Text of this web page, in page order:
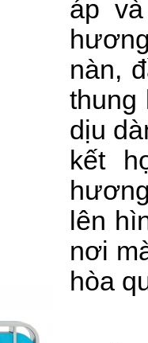
áp
nàn,
thung
dịu
kết
lên
nơi
hòa